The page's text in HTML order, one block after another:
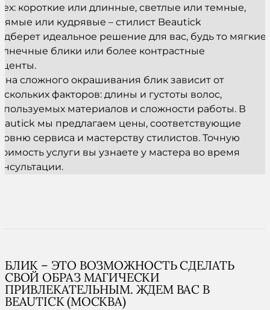
короткие или длинные, светлые или темные,
или кудрявые – стилист Beautick
идеальное решение для вас, будь то мягкие
блики или более контрастные
сложного окрашивания блик зависит от
факторов: длины и густоты волос,
материалов и сложности работы. В
мы предлагаем цены, соответствующие
сервиса и мастерству стилистов. Точную
услуги вы узнаете у мастера во время
БЛИК – ЭТО ВОЗМОЖНОСТЬ СДЕЛАТЬ
СВОЙ ОБРАЗ МАГИЧЕСКИ
ПРИВЛЕКАТЕЛЬНЫМ. ЖДЕМ ВАС В
BEAUTICK (МОСКВА)